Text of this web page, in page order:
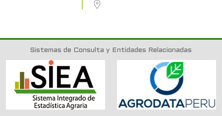
Sistemas de Consulta y Entidades Relacionadas